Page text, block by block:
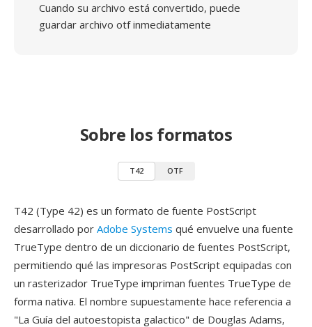
Cuando su archivo está convertido, puede
guardar archivo otf inmediatamente
Sobre los formatos
T42 OTF
T42 (Type 42) es un formato de fuente PostScript
desarrollado por Adobe Systems qué envuelve una fuente
TrueType dentro de un diccionario de fuentes PostScript,
permitiendo qué las impresoras PostScript equipadas con
un rasterizador TrueType impriman fuentes TrueType de
forma nativa. El nombre supuestamente hace referencia a
"La Guía del autoestopista galactico" de Douglas Adams,